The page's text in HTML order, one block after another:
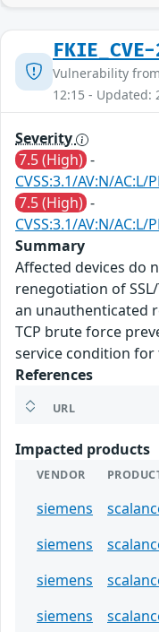
Vulnerability from
12:15 - Updated:
Severity
7.5 (High) -
CVSS:3.1/AV:N/
7.5 (High) -
CVSS:3.1/AV:N/
Summary
Affected devices do
renegotiation of
an unauthenticated
TCP brute force
service condition
References
URL
Impacted products
VENDOR
siemens
siemens
siemens
siemens